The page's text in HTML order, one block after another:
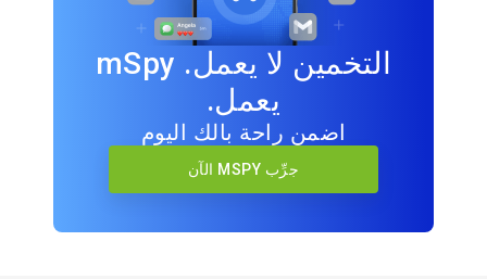
التخمين لا يعمل. mSpy
يعمل.
اضمن راحة بالك اليوم
جرِّب MSPY الآن